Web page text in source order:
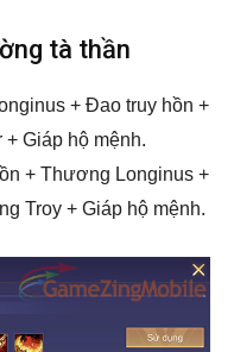
tà thần
+ Đao truy hồn +
Giáp hộ mệnh.
+ Thương Longinus +
Troy + Giáp hộ mệnh.